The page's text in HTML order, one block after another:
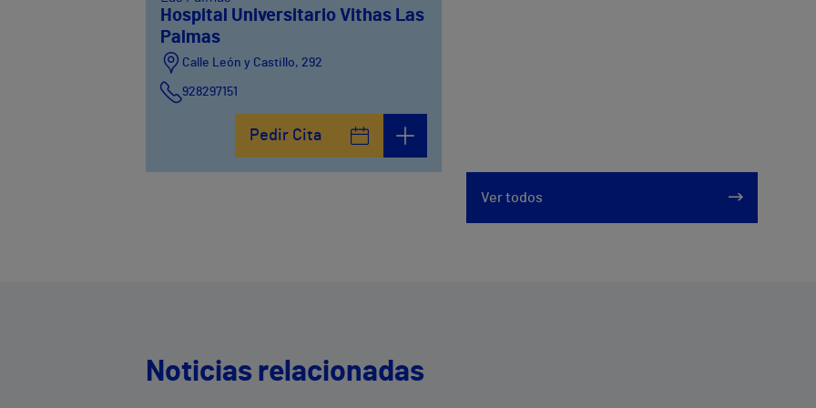
Hospital Universitario Vithas Las
Palmas
Calle León y Castillo, 292
928297151
Pedir Cita
Ver todos
Noticias relacionadas